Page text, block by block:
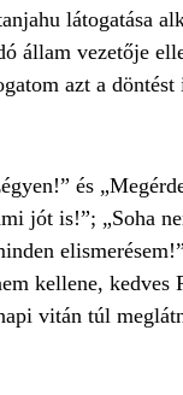
látogatása
állam vezetője
azt a
és
jót is!”; „Soha
kellene, kedves
vitán túl